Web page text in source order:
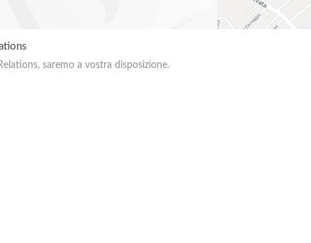
saremo a vostra disposizione.